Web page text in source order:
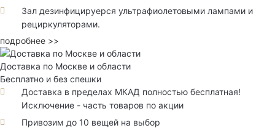
Зал дезинфицируерся ультрафиолетовыми лампами и
рециркуляторами.
подробнее >>
Доставка по Москве и области
Бесплатно и без спешки
Доставка в пределах МКАД полностью бесплатная!
Исключение - часть товаров по акции
Привозим до 10 вещей на выбор